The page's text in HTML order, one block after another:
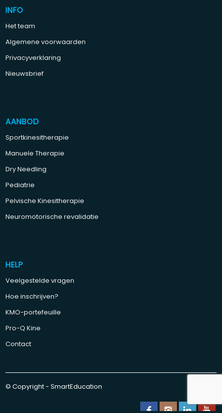
INFO
Het team
Algemene voorwaarden
Privacyverklaring
Nieuwsbrief
AANBOD
Sportkinesitherapie
Manuele Therapie
Dry Needling
Pediatrie
Pelvische Kinesitherapie
Neuromotorische revalidatie
HELP
Veelgestelde vragen
Hoe inschrijven?
KMO-portefeuille
Pro-Q Kine
Contact
© Copyright - SmartEducation